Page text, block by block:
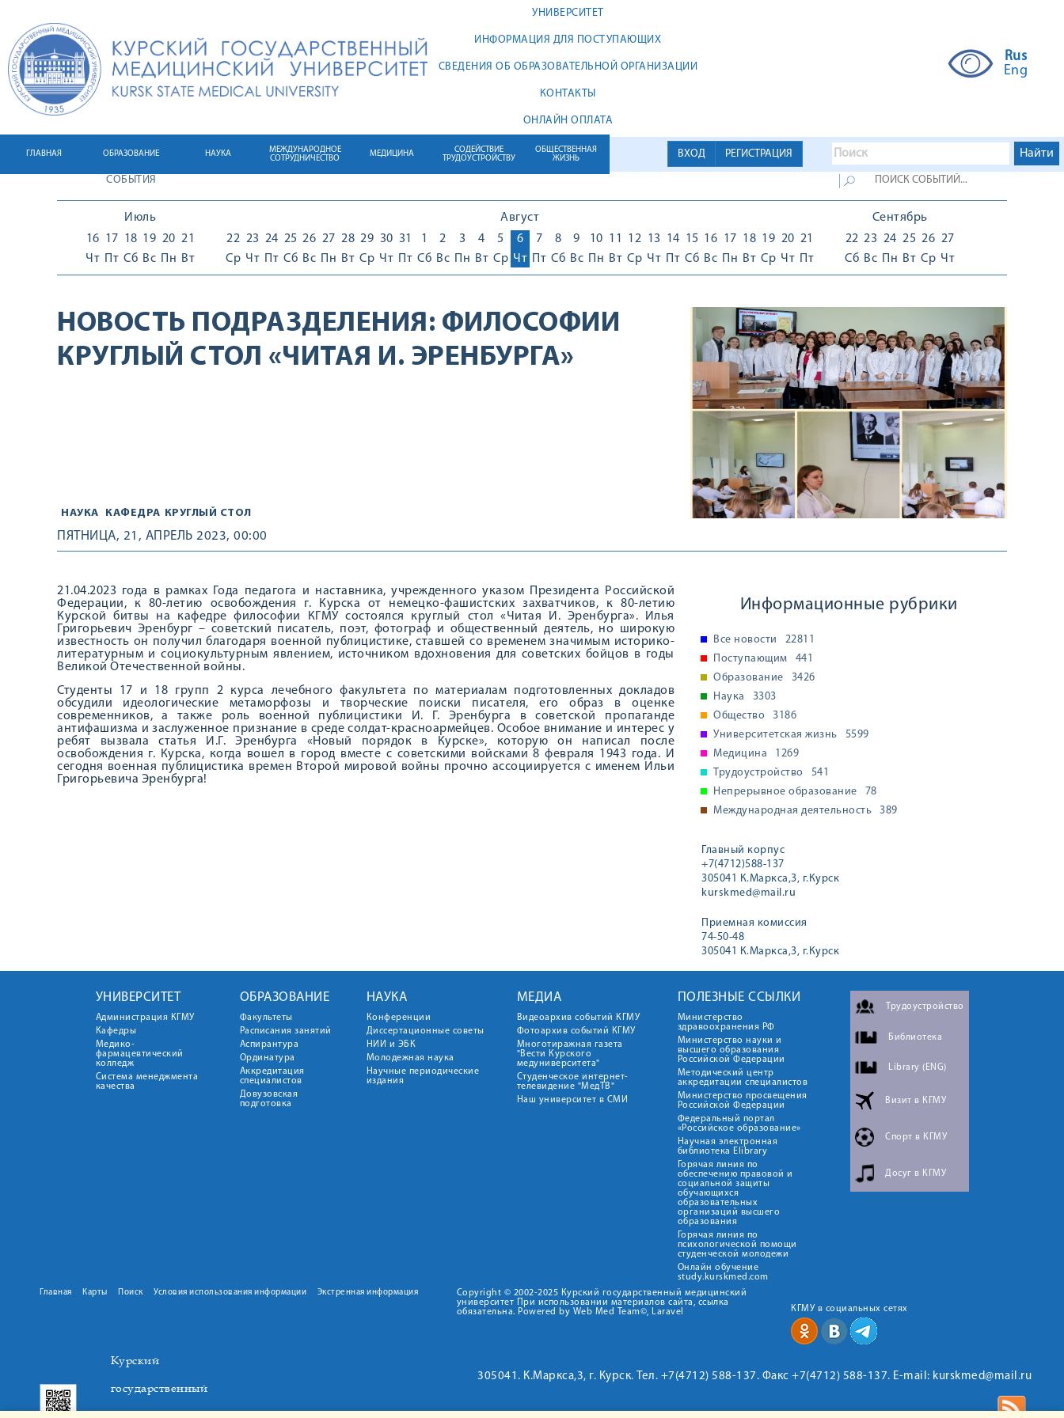
УНИВЕРСИТЕТ
ИНФОРМАЦИЯ ДЛЯ ПОСТУПАЮЩИХ
СВЕДЕНИЯ ОБ ОБРАЗОВАТЕЛЬНОЙ ОРГАНИЗАЦИИ
КОНТАКТЫ
ОНЛАЙН ОПЛАТА
Rus
Eng
ВХОД РЕГИСТРАЦИЯ
ГЛАВНАЯ ОБРАЗОВАНИЕ НАУКА
МЕЖДУНАРОДНОЕ
СОТРУДНИЧЕСТВО
МЕДИЦИНА
СОДЕЙСТВИЕ
ТРУДОУСТРОЙСТВУ
ОБЩЕСТВЕННАЯ
ЖИЗНЬ
СОБЫТИЯ
Июль
16
Чт
17
Пт
18
Сб
19
Вс
20
Пн
21
Вт
Август
22
Ср
23
Чт
24
Пт
25
Сб
26
Вс
27
Пн
28
Вт
29
Ср
30
Чт
31
Пт
1
Сб
2
Вс
3
Пн
4
Вт
5
Ср
6
Чт
7
Пт
8
Сб
9
Вс
10
Пн
11
Вт
12
Ср
13
Чт
14
Пт
15
Сб
16
Вс
17
Пн
18
Вт
19
Ср
20
Чт
21
Пт
Сентябрь
22
Сб
23
Вс
24
Пн
25
Вт
26
Ср
27
Чт
НОВОСТЬ ПОДРАЗДЕЛЕНИЯ: ФИЛОСОФИИ
КРУГЛЫЙ СТОЛ «ЧИТАЯ И. ЭРЕНБУРГА»
НАУКА КАФЕДРА КРУГЛЫЙ СТОЛ
ПЯТНИЦА, 21, АПРЕЛЬ 2023, 00:00
21.04.2023 года в рамках Года педагога и наставника, учрежденного указом Президента Российской
Федерации, к 80-летию освобождения г. Курска от немецко-фашистских захватчиков, к 80-летию
Курской битвы на кафедре философии КГМУ состоялся круглый стол «Читая И. Эренбурга». Илья
Григорьевич Эренбург – советский писатель, поэт, фотограф и общественный деятель, но широкую
известность он получил благодаря военной публицистике, ставшей со временем значимым историко-
литературным и социокультурным явлением, источником вдохновения для советских бойцов в годы
Великой Отечественной войны.
Студенты 17 и 18 групп 2 курса лечебного факультета по материалам подготовленных докладов
обсудили идеологические метаморфозы и творческие поиски писателя, его образ в оценке
современников, а также роль военной публицистики И. Г. Эренбурга в советской пропаганде
антифашизма и заслуженное признание в среде солдат-красноармейцев. Особое внимание и интерес у
ребят вызвала статья И.Г. Эренбурга «Новый порядок в Курске», которую он написал после
освобождения г. Курска, когда вошел в город вместе с советскими войсками 8 февраля 1943 года. И
сегодня военная публицистика времен Второй мировой войны прочно ассоциируется с именем Ильи
Григорьевича Эренбурга!
Информационные рубрики
Все новости
22811
Поступающим
441
Образование
3426
Наука
3303
Общество
3186
Университетская жизнь
5599
Медицина
1269
Трудоустройство
541
Непрерывное образование
78
Международная деятельность
389
Главный корпус
+7(4712)588-137
305041 К.Маркса,3, г.Курск
kurskmed@mail.ru
Приемная комиссия
74-50-48
305041 К.Маркса,3, г.Курск
УНИВЕРСИТЕТ
Администрация КГМУ
Кафедры
Медико-
фармацевтический
колледж
Система менеджмента
качества
ОБРАЗОВАНИЕ
Факультеты
Расписания занятий
Аспирантура
Ординатура
Аккредитация
специалистов
Довузовская
подготовка
НАУКА
Конференции
Диссертационные советы
НИИ и ЭБК
Молодежная наука
Научные периодические
издания
МЕДИА
Видеоархив событий КГМУ
Фотоархив событий КГМУ
Многотиражная газета
"Вести Курского
медуниверситета"
Студенческое интернет-
телевидение "МедТВ"
Наш университет в СМИ
ПОЛЕЗНЫЕ ССЫЛКИ
Министерство
здравоохранения РФ
Министерство науки и
высшего образования
Российской Федерации
Методический центр
аккредитации специалистов
Министерство просвещения
Российской Федерации
Федеральный портал
«Российское образование»
Научная электронная
библиотека Elibrary
Горячая линия по
обеспечению правовой и
социальной защиты
обучающихся
образовательных
организаций высшего
образования
Горячая линия по
психологической помощи
студенческой молодежи
Онлайн обучение
study.kurskmed.com
Трудоустройство
Библиотека
Library (ENG)
Визит в КГМУ
Спорт в КГМУ
Досуг в КГМУ
Главная Карты Поиск Условия использования информации Экстренная информация
Copyright © 2002-2025 Курский государственный медицинский
университет При использовании материалов сайта, ссылка
обязательна. Powered by Web Med Team©, Laravel
КГМУ в социальных сетях
Курский
государственный
305041. К.Маркса,3, г. Курск. Тел. +7(4712) 588-137. Факс +7(4712) 588-137. E-mail: kurskmed@mail.ru